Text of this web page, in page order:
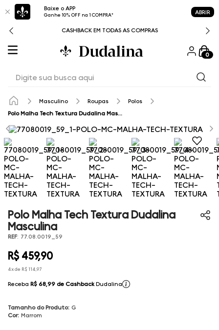
Baixe o APP
Ganhe 10% OFF na 1 COMPRA* ABRIR
CASHBACK EM TODAS AS COMPRAS
0
Masculino Roupas
Polos
Polo Malha Tech Textura Dudalina Masculina
Polo Malha Tech Textura Dudalina
Masculina
REF: 77.08.0019_59
R$ 459,90
4x de R$ 114,97
Receba R$ 68,99 de Cashback Dudalina
Tamanho do Produto: G
Cor: Marrom